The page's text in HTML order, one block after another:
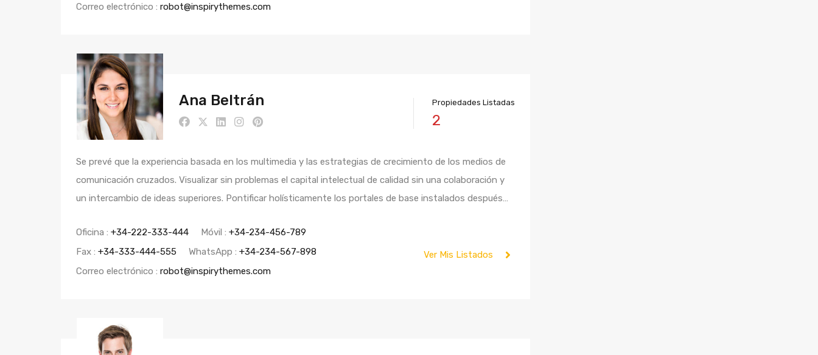
Correo electrónico : robot@inspirythemes.com
Ana Beltrán Propiedades Listadas
2
Se prevé que la experiencia basada en los multimedia y las estrategias de crecimiento de los medios de
comunicación cruzados. Visualizar sin problemas el capital intelectual de calidad sin una colaboración y
un intercambio de ideas superiores. Pontificar holísticamente los portales de base instalados después…
Oficina : +34-222-333-444 Móvil : +34-234-456-789
Fax : +34-333-444-555 WhatsApp : +34-234-567-898
Correo electrónico : robot@inspirythemes.com
Ver Mis Listados